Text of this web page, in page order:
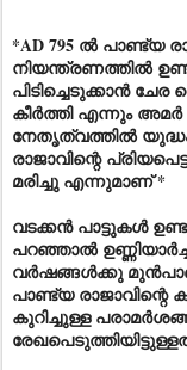
*AD 795 ൽ പാണ്ട്യ
നിയന്ത്രണത്തിൽ
പിടിച്ചെടുക്കാൻ
കീർത്തി എന്നും
നേതൃത്വത്തിൽ
രാജാവിന്റെ
മരിച്ചു എന്നുമാണ് *
വടക്കൻ പാട്ടുകൾ
പറഞ്ഞാൽ
വർഷങ്ങൾക്കു
പാണ്ട്യ രാജാവിന്റെ
കുറിച്ചുള്ള